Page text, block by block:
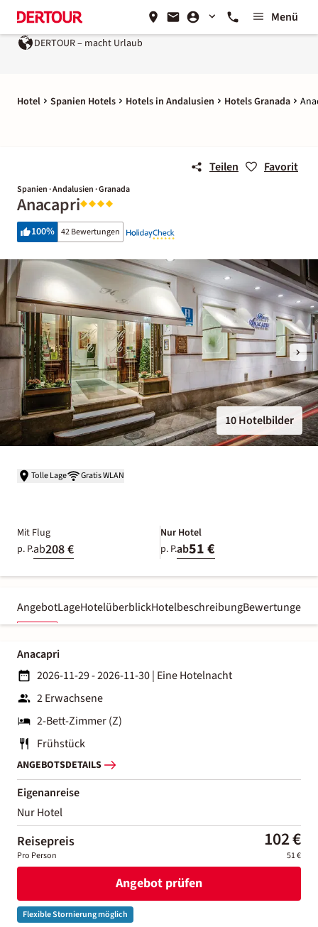
Menü
DERTOUR – macht Urlaub
Hotel Spanien Hotels Hotels in Andalusien Hotels Granada
Teilen Favorit
Spanien · Andalusien · Granada
Anacapri
100% 42 Bewertungen
10 Hotelbilder
Tolle Lage Gratis WLAN
Mit Flug
p. P.ab208 €
Nur Hotel
p. P.ab51 €
AngebotLageHotelüberblickHotelbeschreibungBewertungen
Anacapri
2026-11-29 - 2026-11-30| Eine Hotelnacht
2 Erwachsene
2-Bett-Zimmer (Z)
Frühstück
ANGEBOTSDETAILS
Eigenanreise
Nur Hotel
Reisepreis 102 €
Pro Person 51 €
Angebot prüfen
Flexible Stornierung möglich